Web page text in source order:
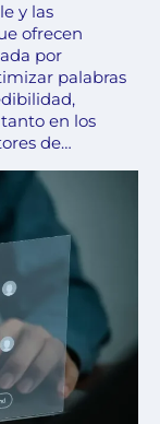
y las
ofrecen
por
palabras
en los
de…